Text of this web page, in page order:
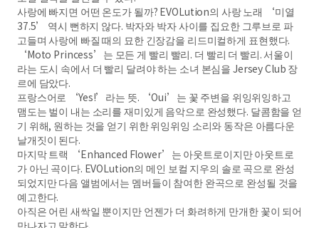
사랑에 빠지면 어떤 온도가 될까? EVOLution의 사랑 노래 ‘미열
37.5’ 역시 뻔하지 않다. 박자와 박자 사이를 집요한 그루브로 파
고들며 사랑에 빠질 때의 묘한 긴장감을 리드미컬하게 표현했다.
‘Moto Princess’는 모든 게 빨리 빨리. 더 빨리 더 빨리. 서울이
라는 도시 속에서 더 빨리 달려야 하는 소녀 본심을 Jersey Club 장
르에 담았다.
프랑스어로 ‘Yes!’라는 뜻. ‘Oui’는 꽃 주변을 위잉위잉하고
맴도는 벌이 내는 소리를 재미있게 음악으로 완성했다. 달콤함을 얻
기 위해, 원하는 것을 얻기 위한 위잉위잉 소리와 동작은 아름다운
날개짓이 된다.
마지막 트랙 ‘Enhanced Flower’는 아웃트로이지만 아웃트로
가 아닌 곡이다. EVOLution의 메인 보컬 지우의 솔로 곡으로 완성
되었지만 다음 앨범에서는 멤버들이 참여한 완곡으로 완성될 것을
예고한다.
아직은 어린 새싹일 뿐이지만 언젠가 더 화려하게 만개한 꽃이 되어
만나자고 말한다.